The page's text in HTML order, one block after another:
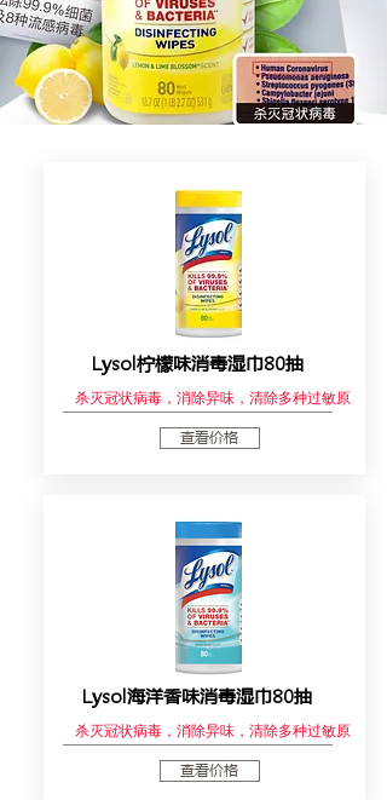
Lysol柠檬味消毒湿巾80抽
杀灭冠状病毒，消除异味，清除多种过敏原
查看价格
Lysol海洋香味消毒湿巾80抽
杀灭冠状病毒，消除异味，清除多种过敏原
查看价格